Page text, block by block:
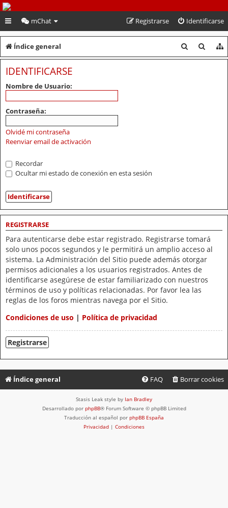
PeruVoley.com
mChat Identificarse
Registrarse
Índice general
u
u
IDENTIFICARSE
Nombre de Usuario:
Contraseña:
Olvidé mi contraseña
Reenviar email de activación
Recordar
Ocultar mi estado de conexión en esta sesión
REGISTRARSE
Para autenticarse debe estar registrado. Registrarse tomará
solo unos pocos segundos y le permitirá un amplio acceso al
sistema. La Administración del Sitio puede además otorgar
permisos adicionales a los usuarios registrados. Antes de
identificarse asegúrese de estar familiarizado con nuestros
términos de uso y políticas relacionadas. Por favor lea las
reglas de los foros mientras navega por el Sitio.
Condiciones de uso | Política de privacidad
Registrarse
Índice general Borrar cookies
FAQ
Stasis Leak style by Ian Bradley
Desarrollado por phpBB® Forum Software © phpBB Limited
Traducción al español por phpBB España
Privacidad | Condiciones